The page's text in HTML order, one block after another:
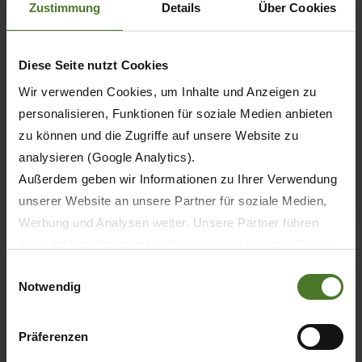
Zustimmung Details Über Cookies
Diese Seite nutzt Cookies
Wir verwenden Cookies, um Inhalte und Anzeigen zu
personalisieren, Funktionen für soziale Medien anbieten
zu können und die Zugriffe auf unsere Website zu
analysieren (Google Analytics).
Außerdem geben wir Informationen zu Ihrer Verwendung
unserer Website an unsere Partner für soziale Medien,
Werbung und Analysen weiter. Unsere Partner führen
sie im Rahmen Ihrer Nutzung der Dienste gesammelt
Wir setzen im Rahmen des Trackings auch Dienstleister
in Drittländern außerhalb der EU mit abweichenden
Notwendig
Präferenzen
ЛЮДИ ПРЕССА
Krone скорбит по поводу кончины д-ра
Юргена Фёренбаха
УЗНАТЬ БОЛЬШЕ